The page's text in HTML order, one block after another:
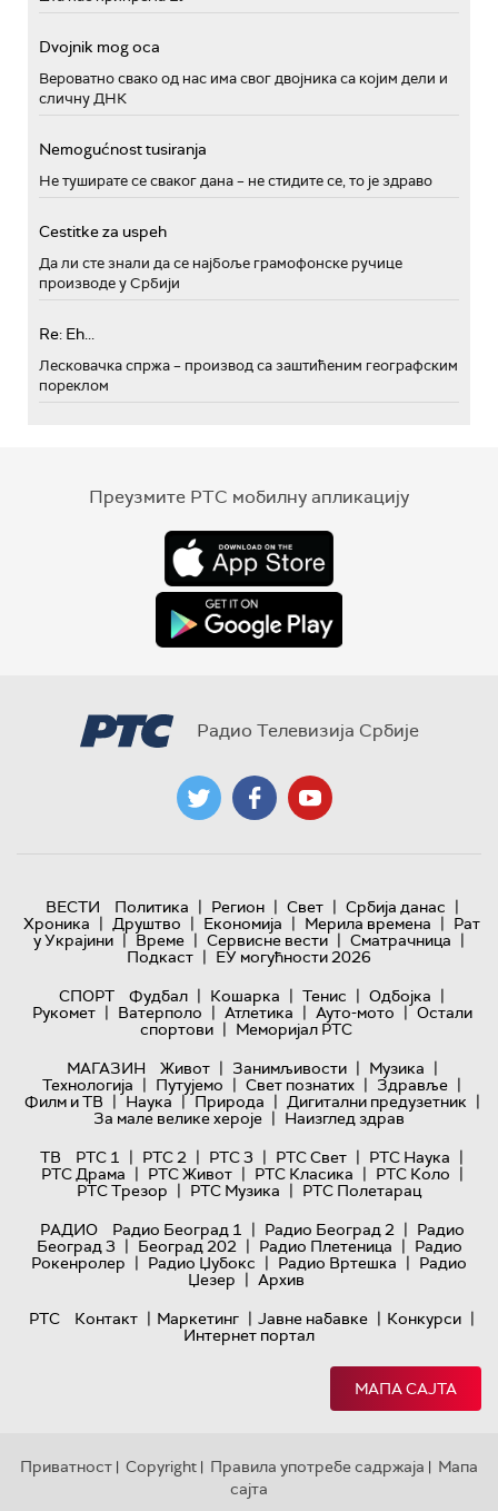
Dvojnik mog oca
Вероватно свако од нас има свог двојника са којим дели и
сличну ДНК
Nemogućnost tusiranja
Не туширате се сваког дана – не стидите се, то је здраво
Cestitke za uspeh
Да ли сте знали да се најбоље грамофонске ручице
производе у Србији
Re: Eh...
Лесковачка спржа – производ са заштићеним географским
пореклом
Преузмите РТС мобилну апликацију
Радио Телевизија Србије
ВЕСТИ Политика | Регион | Свет | Србија данас |
Хроника | Друштво | Економија | Мерила времена | Рат
у Украјини | Време | Сервисне вести | Сматрачница |
Подкаст | ЕУ могућности 2026
СПОРТ
Фудбал | Кошарка | Тенис | Одбојка |
Рукомет | Ватерполо | Атлетика | Ауто-мото | Остали
спортови | Меморијал РТС
МАГАЗИН
Живот | Занимљивости | Музика |
Технологијa | Путујемо | Свет познатих | Здравље |
Филм и ТВ | Наука | Природа | Дигитални предузетник |
За мале велике хероје | Наизглед здрав
ТВ
РТС 1 | РТС 2 | РТС 3 | РТС Свет | РТС Наука |
РТС Драма | РТС Живот | РТС Класика | РТС Коло |
РТС Трезор | РТС Музика | РТС Полетарац
РАДИО
Радио Београд 1 | Радио Београд 2 | Радио
Београд 3 | Београд 202 | Радио Плетеница | Радио
Рокенролер | Радио Џубокс | Радио Вртешка | Радио
Џезер | Архив
РТС
Контакт | Маркетинг | Јавне набавке | Конкурси |
Интернет портал
МАПА САЈТА
Приватност | Copyright | Правила употребе садржаја | Мапа
сајта